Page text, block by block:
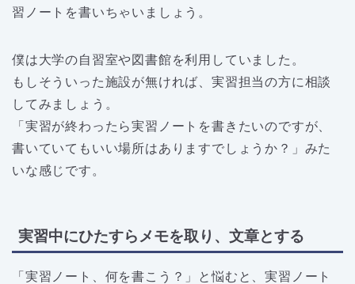
習ノートを書いちゃいましょう。
僕は大学の自習室や図書館を利用していました。
もしそういった施設が無ければ、実習担当の方に相談
してみましょう。
「実習が終わったら実習ノートを書きたいのですが、
書いていてもいい場所はありますでしょうか？」みた
いな感じです。
実習中にひたすらメモを取り、文章とする
「実習ノート、何を書こう？」と悩むと、実習ノート